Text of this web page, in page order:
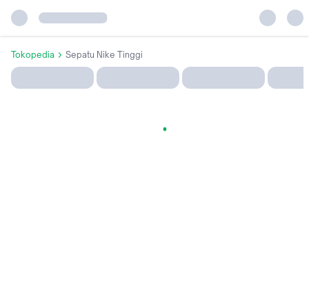
Tokopedia Sepatu Nike Tinggi